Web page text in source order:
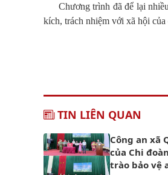
Chương trình đã để lại
kích, trách nhiệm với xã hội
TIN LIÊN QUAN
Công an xã
của Chi
trào bảo vệ